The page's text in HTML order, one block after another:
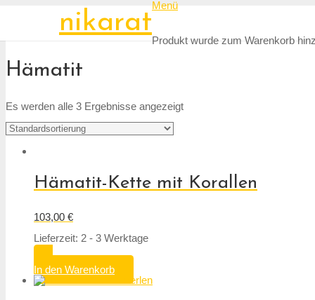
nikarat
Menü
Produkt wurde zum Warenkorb
Hämatit
Es werden alle 3 Ergebnisse angezeigt
Hämatit-Kette mit Korallen
103,00 €
Lieferzeit: 2 - 3 Werktage
In den Warenkorb